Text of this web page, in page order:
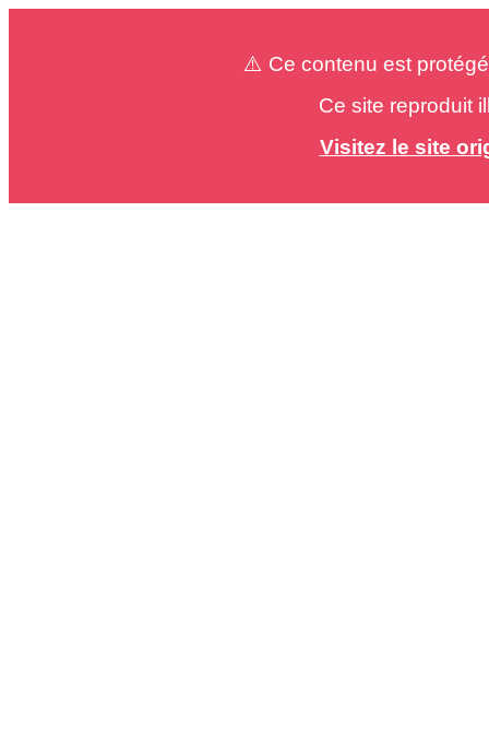
⚠️ Ce contenu est
Ce site reproduit
Visitez le site